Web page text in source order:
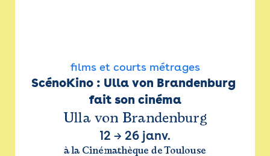
films et courts métrages
ScénoKino : Ulla von Brandenburg
fait son cinéma
Ulla von Brandenburg
12 → 26 janv.
à la Cinémathèque de Toulouse